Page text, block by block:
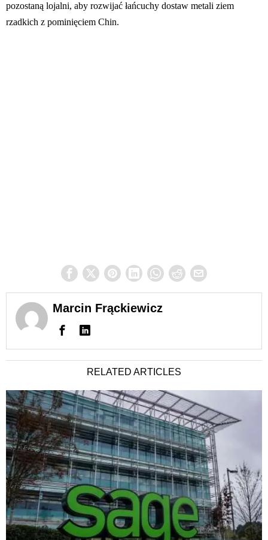
pozostaną lojalni, aby rozwijać łańcuchy dostaw metali ziem
rzadkich z pominięciem Chin.
Marcin Frąckiewicz
RELATED ARTICLES